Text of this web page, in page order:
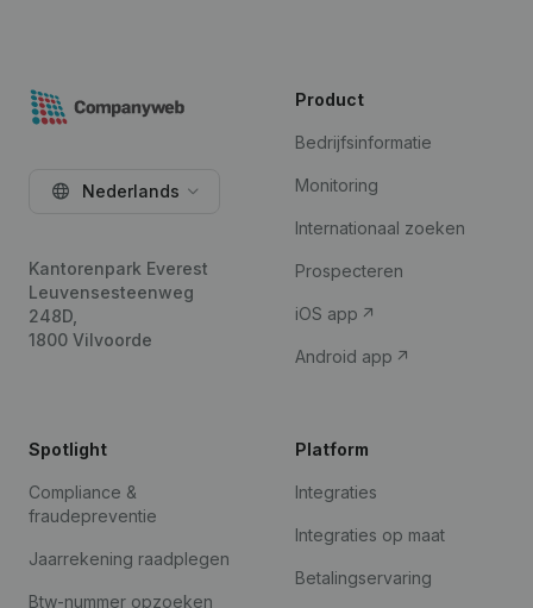
Nederlands
Kantorenpark Everest
Leuvensesteenweg
248D,
1800 Vilvoorde
Product
Bedrijfsinformatie
Monitoring
Internationaal zoeken
Prospecteren
iOS app
Android app
Spotlight
Compliance &
fraudepreventie
Jaarrekening raadplegen
Btw-nummer opzoeken
Platform
Integraties
Integraties op maat
Betalingservaring